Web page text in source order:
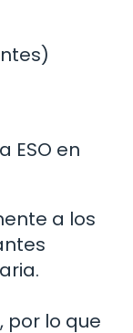
ESO en
a los
por lo que